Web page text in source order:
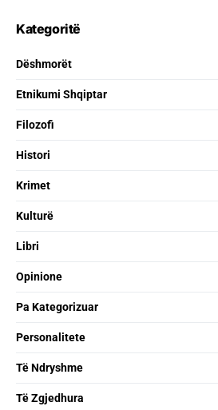
Kategoritë
Dëshmorët
Etnikumi Shqiptar
Filozofi
Histori
Krimet
Kulturë
Libri
Opinione
Pa Kategorizuar
Personalitete
Të Ndryshme
Të Zgjedhura